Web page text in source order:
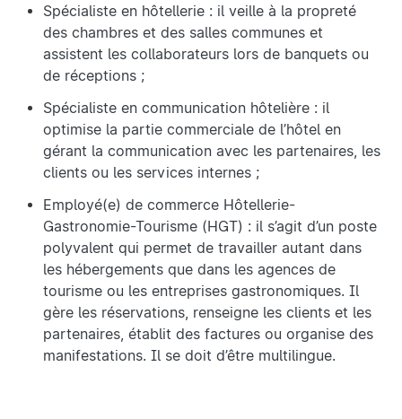
Spécialiste en hôtellerie : il veille à la propreté
des chambres et des salles communes et
assistent les collaborateurs lors de banquets ou
de réceptions ;
Spécialiste en communication hôtelière : il
optimise la partie commerciale de l’hôtel en
gérant la communication avec les partenaires, les
clients ou les services internes ;
Employé(e) de commerce Hôtellerie-
Gastronomie-Tourisme (HGT) : il s’agit d’un poste
polyvalent qui permet de travailler autant dans
les hébergements que dans les agences de
tourisme ou les entreprises gastronomiques. Il
gère les réservations, renseigne les clients et les
partenaires, établit des factures ou organise des
manifestations. Il se doit d’être multilingue.